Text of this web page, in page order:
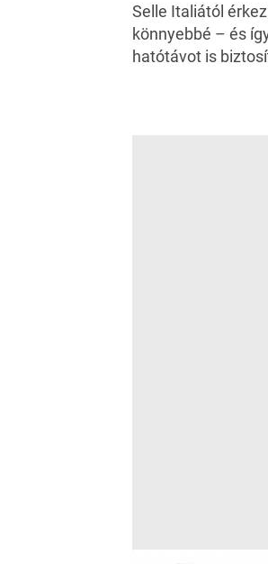
Selle Italiától
könnyebbé – és
hatótávot is